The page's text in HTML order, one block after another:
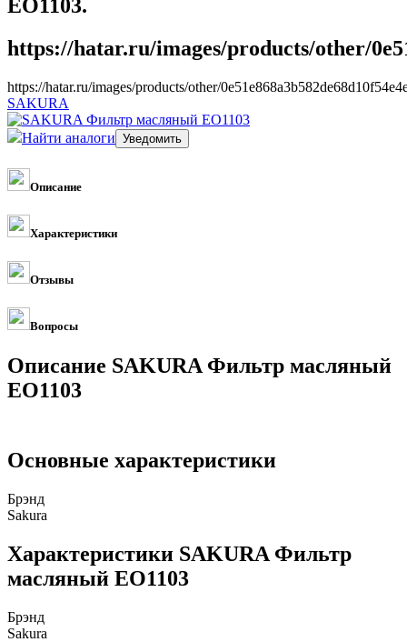
EO1103.
https://hatar.ru/images/products/other/
https://hatar.ru/images/products/other/
SAKURA
Найти аналоги
Описание
Характеристики
Отзывы
Вопросы
Описание SAKURA Фильтр масляный
EO1103
Основные характеристики
Брэнд
Sakura
Характеристики SAKURA Фильтр
масляный EO1103
Брэнд
Sakura